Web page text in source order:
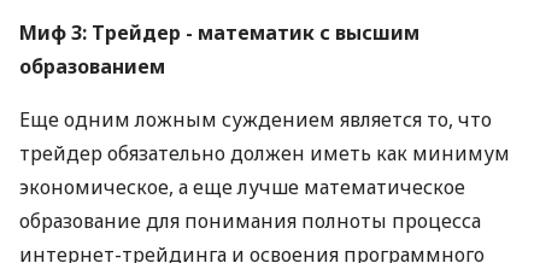
Миф 3: Трейдер - математик с высшим
образованием
Еще одним ложным суждением является то, что
трейдер обязательно должен иметь как минимум
экономическое, а еще лучше математическое
образование для понимания полноты процесса
интернет-трейдинга и освоения программного